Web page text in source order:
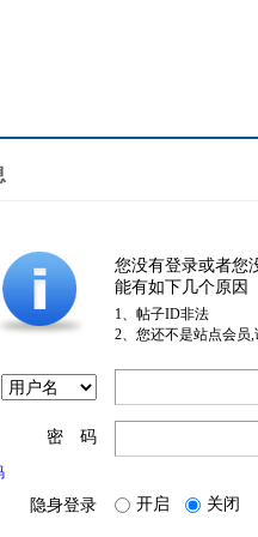
您没有登录或者您
能有如下几个原因
1、帖子ID非法
2、您还不是站点会员
密 码
隐身登录 开启 关闭